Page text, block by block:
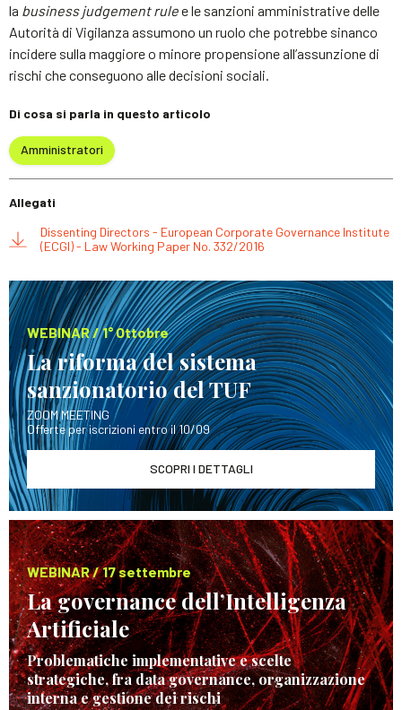
la business judgement rulee le sanzioni amministrative delle
Autorità di Vigilanza assumono un ruolo che potrebbe sinanco
incidere sulla maggiore o minore propensione all’assunzione di
rischi che conseguono alle decisioni sociali.
Di cosa si parla in questo articolo
Amministratori
Allegati
Dissenting Directors - European Corporate Governance Institute
(ECGI) - Law Working Paper No. 332/2016
WEBINAR / 1° Ottobre
La riforma del sistema
sanzionatorio del TUF
ZOOM MEETING
Offerte per iscrizioni entro il 10/09
SCOPRI I DETTAGLI
WEBINAR / 17 settembre
La governance dell’Intelligenza
Artificiale
Problematiche implementative e scelte
strategiche, fra data governance, organizzazione
interna e gestione dei rischi